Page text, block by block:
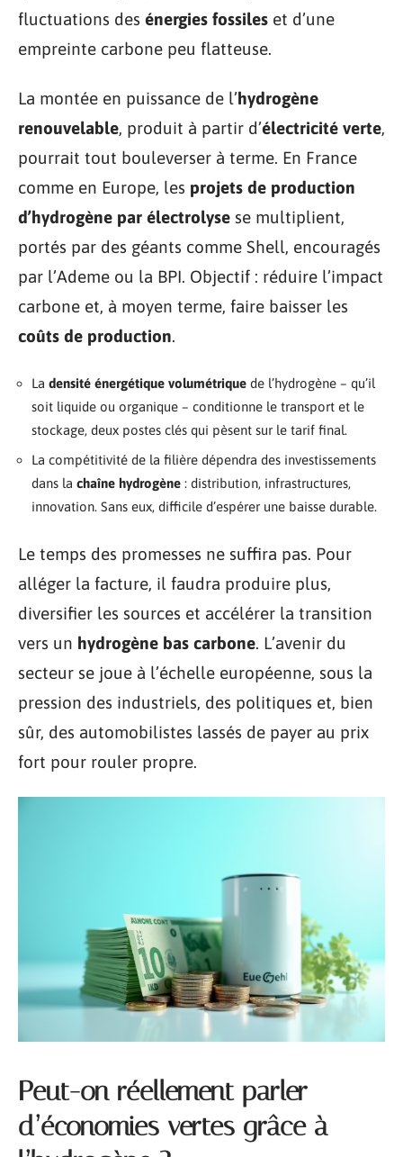
fluctuations des énergies fossiles et d’une
empreinte carbone peu flatteuse.
La montée en puissance de l’hydrogène
renouvelable, produit à partir d’électricité verte,
pourrait tout bouleverser à terme. En France
comme en Europe, les projets de production
d’hydrogène par électrolyse se multiplient,
portés par des géants comme Shell, encouragés
par l’Ademe ou la BPI. Objectif : réduire l’impact
carbone et, à moyen terme, faire baisser les
coûts de production.
La densité énergétique volumétrique de l’hydrogène – qu’il
soit liquide ou organique – conditionne le transport et le
stockage, deux postes clés qui pèsent sur le tarif final.
La compétitivité de la filière dépendra des investissements
dans la chaîne hydrogène : distribution, infrastructures,
innovation. Sans eux, difficile d’espérer une baisse durable.
Le temps des promesses ne suffira pas. Pour
alléger la facture, il faudra produire plus,
diversifier les sources et accélérer la transition
vers un hydrogène bas carbone. L’avenir du
secteur se joue à l’échelle européenne, sous la
pression des industriels, des politiques et, bien
sûr, des automobilistes lassés de payer au prix
fort pour rouler propre.
Peut-on réellement parler
d’économies vertes grâce à